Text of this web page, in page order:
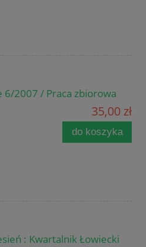
2007 / Praca zbiorowa
35,00 zł
do koszyka
: Kwartalnik Łowiecki